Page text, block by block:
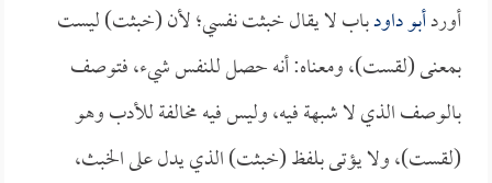
أوردأبو داودباب لا يقال خبثت نفسي؛ لأن (خبثت) ليست
بمعنى (لقست)، ومعناه: أنه حصل للنفس شيء، فتوصف
بالوصف الذي لا شبهة فيه، وليس فيه مخالفة للأدب وهو
(لقست)، ولا يؤتى بلفظ (خبثت) الذي يدل على الخبث،